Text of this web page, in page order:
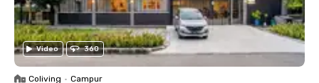
Video 360
Coliving • Campur